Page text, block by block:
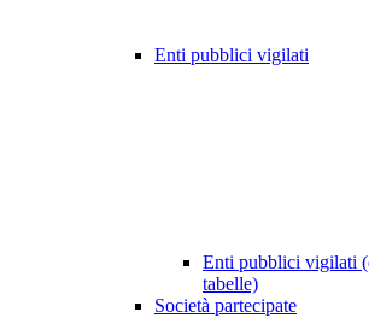
Enti pubblici vigilati
Enti pubblici vigilati
tabelle)
Società partecipate